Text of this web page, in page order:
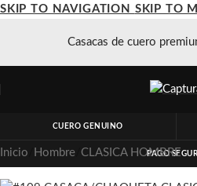
SKIP TO NAVIGATION SKIP TO
Casacas de cuero
CUERO GENUINO
PAGO
Inicio Hombre CLASICA HOMBRE